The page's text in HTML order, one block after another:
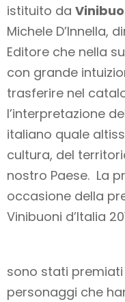
istituito da
Michele D’Innella,
Editore che nella
con grande
trasferire nel
l’interpretazione
italiano quale
cultura, del
nostro Paese. La
occasione della
Vinibuoni d’Italia
sono stati
personaggi che